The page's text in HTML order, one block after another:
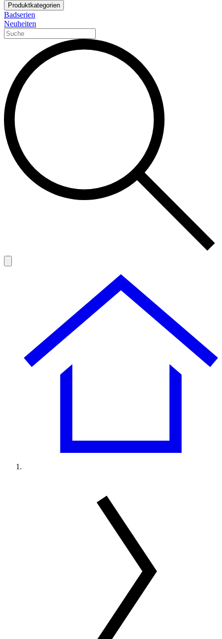
Produktkategorien
Badserien
Neuheiten